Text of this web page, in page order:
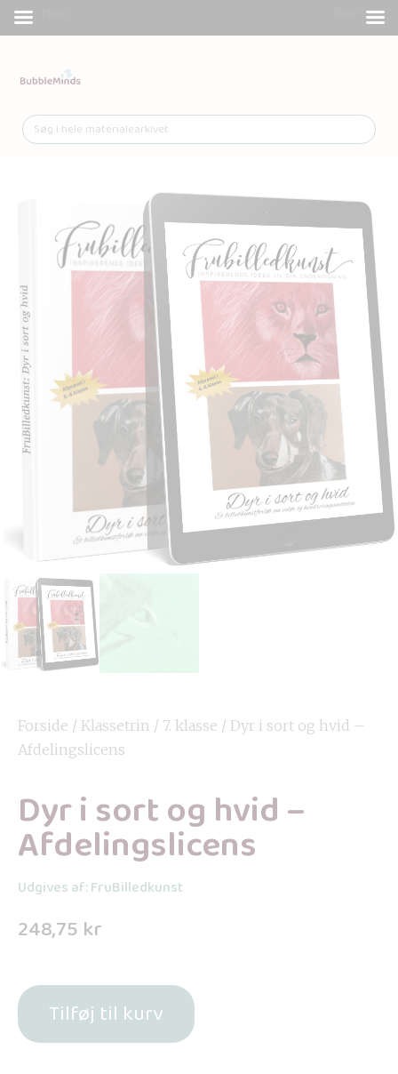
Forside / Klassetrin / 7. klasse / Dyr i sort og hvid –
Afdelingslicens
Dyr i sort og hvid –
Afdelingslicens
Udgives af: FruBilledkunst
248,75 kr
Tilføj til kurv